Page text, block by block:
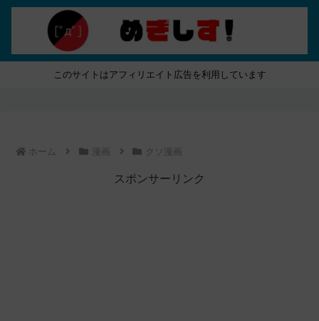
このサイトはアフィリエイト広告を利用しています
ホーム 漫画 クソ漫画
スポンサーリンク